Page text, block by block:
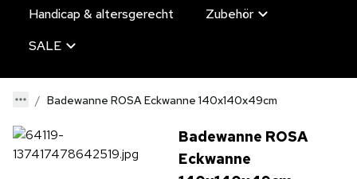
Handicap & altersgerecht
Zubehör
SALE
Badewanne ROSA Eckwanne 140x140x49cm
Badewanne ROSA
Eckwanne